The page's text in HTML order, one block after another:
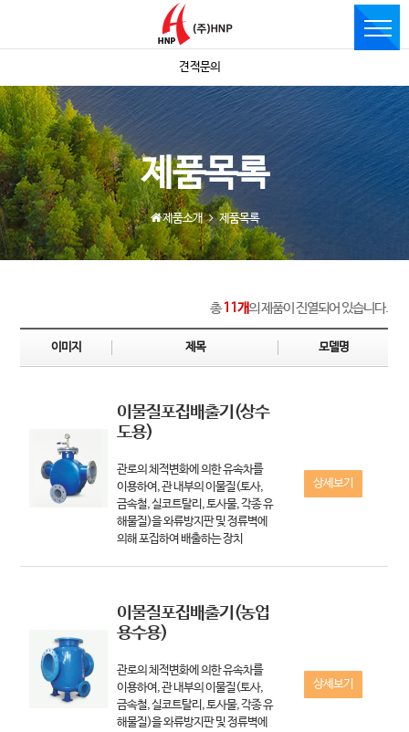
견적문의
제품목록
제품소개 제품목록
총11개의 제품이 진열되어 있습니다.
이미지 제목 모델명
이물질포집배출기(상수
도용)
관로의 체적변화에 의한 유속차를
이용하여, 관 내부의 이물질(토사,
금속철, 실코트탈리, 토사물, 각종 유
해물질)을 와류방지판 및 정류벽에
의해 포집하여 배출하는 장치
상세보기
이물질포집배출기(농업
용수용)
관로의 체적변화에 의한 유속차를
이용하여, 관 내부의 이물질(토사,
금속철, 실코트탈리, 토사물, 각종 유
해물질)을 와류방지판 및 정류벽에
상세보기